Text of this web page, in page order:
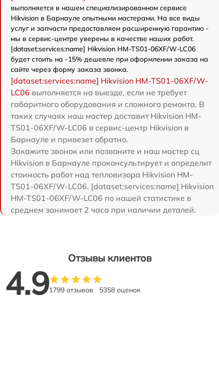
выполняется в нашем специализированном сервисе
Hikvision в Барнауле опытными мастерами. На все виды
услуг и запчасти предоставляем расширенную гарантию -
мы в сервис-центре уверены в качестве наших работ.
[dataset:services:name] Hikvision HM-TS01-06XF/W-LC06
будет стоить на -15% дешевле при оформлении заказа на
сайте через форму заказа звонка.
[dataset:services:name] Hikvision HM-TS01-06XF/W-
LC06 выполняется на выезде, если не требует
габаритного оборудования и сложного ремонта. В
таких случаях наш мастер доставит Hikvision HM-
TS01-06XF/W-LC06 в сервис-центр Hikvision в
Барнауле и привезет обратно.
Закажите звонок или позвоните и наш мастер сц
Hikvision в Барнауле проконсультирует и определит
стоимость работ над тепловизора Hikvision HM-
TS01-06XF/W-LC06. [dataset:services:name] Hikvision
HM-TS01-06XF/W-LC06 по нашей статистике в
среднем занимает 2 часа при наличии деталей.
Отзывы клиентов
4.91799 отзывов 5358 оценок